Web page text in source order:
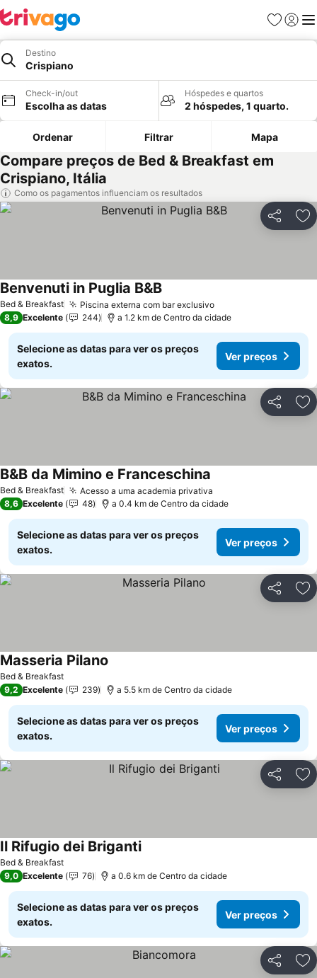
Favoritos
Iniciar
Destino
Crispiano
Check-in/out
Escolha as datas
Hóspedes e quartos
2 hóspedes, 1 quarto.
Ordenar Filtrar Mapa
Compare preços de Bed & Breakfast em
Crispiano, Itália
Como os pagamentos influenciam os resultados
Partilhar
Bed & Breakfast Piscina externa com bar exclusivo
Benvenuti in Puglia B&B
8,9 Excelente 244 a 1.2 km de Centro da cidade
Selecione as datas para ver os preços
exatos.
Ver preços
Partilhar
Bed & Breakfast Acesso a uma academia privativa
B&B da Mimino e Franceschina
8,6 Excelente 48 a 0.4 km de Centro da cidade
Selecione as datas para ver os preços
exatos.
Ver preços
Partilhar
Bed & Breakfast
Masseria Pilano
9,2 Excelente 239 a 5.5 km de Centro da cidade
Selecione as datas para ver os preços
exatos.
Ver preços
Partilhar
Bed & Breakfast
Il Rifugio dei Briganti
9,0 Excelente 76 a 0.6 km de Centro da cidade
Selecione as datas para ver os preços
exatos.
Ver preços
Partilhar